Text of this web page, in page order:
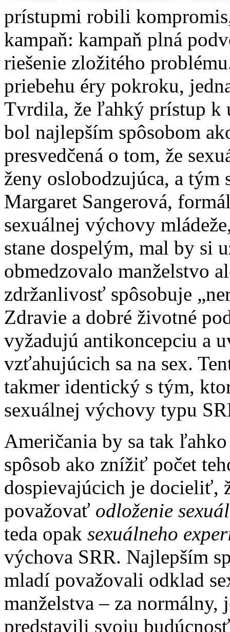
prístupmi robili
kampaň: kampaň plná
riešenie zložitého
priebehu éry pokroku,
Tvrdila, že ľahký prístup k
bol najlepším spôsobom
presvedčená o tom, že
ženy oslobodzujúca, a tým
Margaret Sangerová,
sexuálnej výchovy
stane dospelým, mal by si
obmedzovalo manželstvo
zdržanlivosť spôsobuje
Zdravie a dobré životné
vyžadujú antikoncepciu a
vzťahujúcich sa na sex.
takmer identický s tým,
sexuálnej výchovy typu
Američania by sa tak
spôsob ako znížiť počet
dospievajúcich je docieliť,
považovať odloženie
teda opak sexuálneho
výchova SRR. Najlepším
mladí považovali odklad
manželstva – za
predstavili svoju